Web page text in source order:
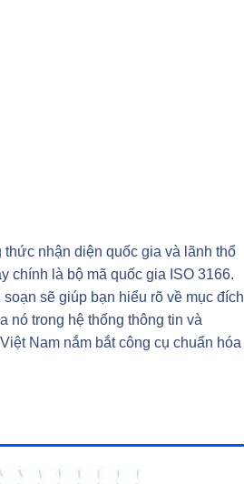
nhận diện quốc gia và lãnh thổ
chính là bộ mã quốc gia ISO 3166.
sẽ giúp bạn hiểu rõ về mục đích
nó trong hệ thống thông tin và
Nam nắm bắt công cụ chuẩn hóa